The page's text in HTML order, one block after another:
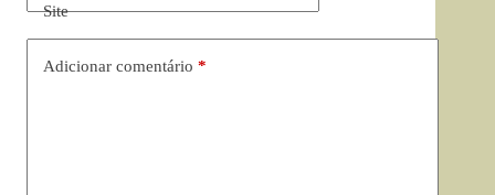
Site
Adicionar comentário *